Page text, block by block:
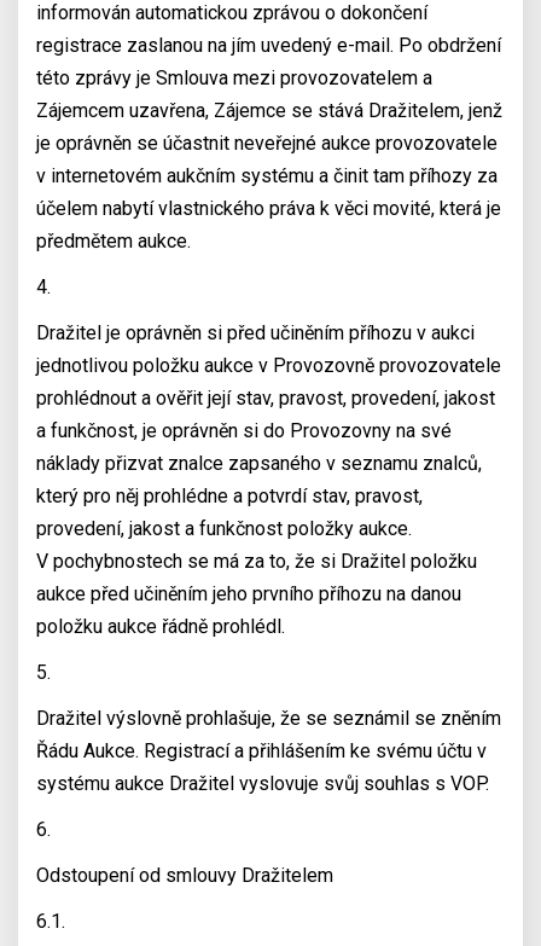
informován automatickou zprávou o dokončení
registrace zaslanou na jím uvedený e-mail. Po obdržení
této zprávy je Smlouva mezi provozovatelem a
Zájemcem uzavřena, Zájemce se stává Dražitelem, jenž
je oprávněn se účastnit neveřejné aukce provozovatele
v internetovém aukčním systému a činit tam příhozy za
účelem nabytí vlastnického práva k věci movité, která je
předmětem aukce.
4.
Dražitel je oprávněn si před učiněním příhozu v aukci
jednotlivou položku aukce v Provozovně provozovatele
prohlédnout a ověřit její stav, pravost, provedení, jakost
a funkčnost, je oprávněn si do Provozovny na své
náklady přizvat znalce zapsaného v seznamu znalců,
který pro něj prohlédne a potvrdí stav, pravost,
provedení, jakost a funkčnost položky aukce.
V pochybnostech se má za to, že si Dražitel položku
aukce před učiněním jeho prvního příhozu na danou
položku aukce řádně prohlédl.
5.
Dražitel výslovně prohlašuje, že se seznámil se zněním
Řádu Aukce. Registrací a přihlášením ke svému účtu v
systému aukce Dražitel vyslovuje svůj souhlas s VOP.
6.
Odstoupení od smlouvy Dražitelem
6.1.